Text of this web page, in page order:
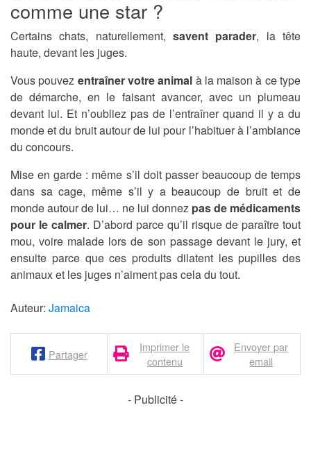
comme une star ?
Certains chats, naturellement, savent parader, la tête
haute, devant les juges.
Vous pouvez entraîner votre animal à la maison à ce type
de démarche, en le faisant avancer, avec un plumeau
devant lui. Et n’oubliez pas de l’entraîner quand il y a du
monde et du bruit autour de lui pour l’habituer à l’ambiance
du concours.
Mise en garde : même s’il doit passer beaucoup de temps
dans sa cage, même s’il y a beaucoup de bruit et de
monde autour de lui… ne lui donnez pas de médicaments
pour le calmer. D’abord parce qu’il risque de paraître tout
mou, voire malade lors de son passage devant le jury, et
ensuite parce que ces produits dilatent les pupilles des
animaux et les juges n’aiment pas cela du tout.
Auteur: Jamaica
Partager
Imprimer le
contenu
Envoyer par
email
- Publicité -